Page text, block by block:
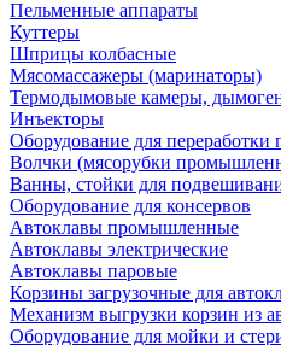
Пельменные аппараты
Куттеры
Шприцы колбасные
Мясомассажеры (маринаторы)
Термодымовые камеры,
Инъекторы
Оборудование для переработки
Волчки (мясорубки
Ванны, стойки для
Оборудование для консервов
Автоклавы промышленные
Автоклавы электрические
Автоклавы паровые
Корзины загрузочные для
Механизм выгрузки корзин из
Оборудование для мойки и